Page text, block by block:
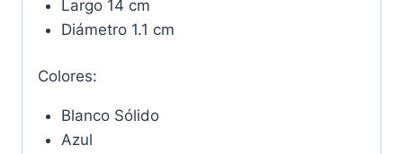
Largo 14 cm
Diámetro 1.1 cm
Colores:
Blanco Sólido
Azul